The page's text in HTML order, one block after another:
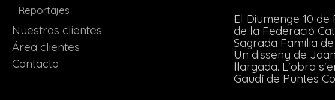
Estudio
Naturaleza
Vídeos
Reportajes
Nuestros clientes
Área clientes
Contacto
El Diumenge 10
de la Federació
Sagrada Família
Un disseny de
llargada. L'obra
Gaudí de Puntes